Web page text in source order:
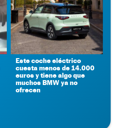
Este coche eléctrico
cuesta menos de 14.000
euros y tiene algo que
muchos BMW ya no
ofrecen